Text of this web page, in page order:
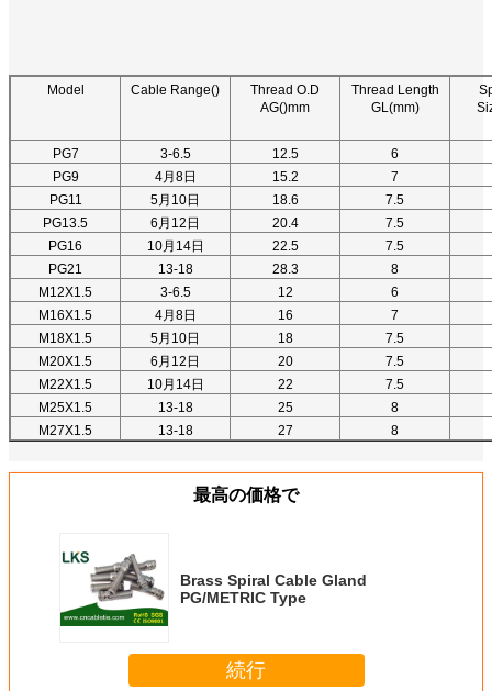
Model Cable Range()
Thread O.D
AG()mm
Thread Length
GL(mm)
PG7 3-6.5 12.5
6
PG9
4月8日 15.2
7
PG11
5月10日 18.6
7.5
PG13.5
6月12日 20.4
7.5
PG16
10月14日 22.5
7.5
PG21
13-18 28.3
8
M12X1.5
3-6.5 12
6
M16X1.5
4月8日 16
7
M18X1.5
5月10日 18
7.5
M20X1.5
6月12日 20
7.5
M22X1.5
10月14日 22
7.5
M25X1.5
13-18 25
8
M27X1.5
13-18 27 8
最高の価格で
Brass Spiral Cable Gland
PG/METRIC Type
続行